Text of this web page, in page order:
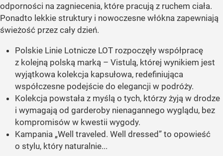
odporności na zagniecenia, które pracują z ruchem ciała.
Ponadto lekkie struktury i nowoczesne włókna zapewniają
świeżość przez cały dzień.
Polskie Linie Lotnicze LOT rozpoczęły współpracę
z kolejną polską marką – Vistulą, której wynikiem jest
wyjątkowa kolekcja kapsułowa, redefiniująca
współczesne podejście do elegancji w podróży.
Kolekcja powstała z myślą o tych, którzy żyją w drodze
i wymagają od garderoby nienagannego wyglądu, bez
kompromisów w kwestii wygody.
Kampania „Well traveled. Well dressed” to opowieść
o stylu, który naturalnie...